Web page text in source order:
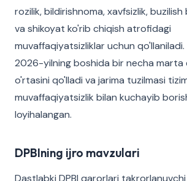
rozilik, bildirishnoma, xavfsizlik,
va shikoyat ko'rib chiqish atrofidagi
muvaffaqiyatsizliklar uchun qo'llaniladi.
2026-yilning boshida bir necha marta
o'rtasini qo'lladi va jarima tuzilmasi
muvaffaqiyatsizlik bilan kuchayib
loyihalangan.
DPBIning ijro mavzulari
Dastlabki DPBI qarorlari